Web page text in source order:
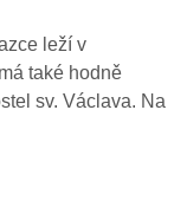
leží v
také hodně
sv. Václava. Na